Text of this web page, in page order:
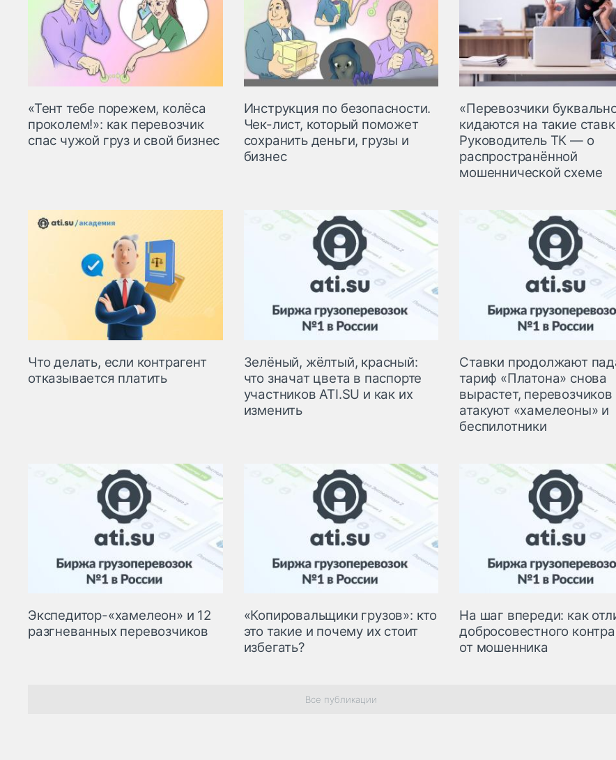
«Тент тебе порежем, колёса
проколем!»: как перевозчик
спас чужой груз и свой бизнес
Инструкция по безопасности.
Чек-лист, который поможет
сохранить деньги, грузы и
бизнес
«Перевозчики
кидаются на такие
Руководитель ТК — о
распространённой
мошеннической схеме
Что делать, если контрагент
отказывается платить
Зелёный, жёлтый, красный:
что значат цвета в паспорте
участников ATI.SU и как их
изменить
Ставки продолжают
тариф «Платона» снова
вырастет, перевозчиков
атакуют «хамелеоны» и
беспилотники
Экспедитор-«хамелеон» и 12
разгневанных перевозчиков
«Копировальщики грузов»: кто
это такие и почему их стоит
избегать?
На шаг впереди: как
добросовестного
от мошенника
Все публикации